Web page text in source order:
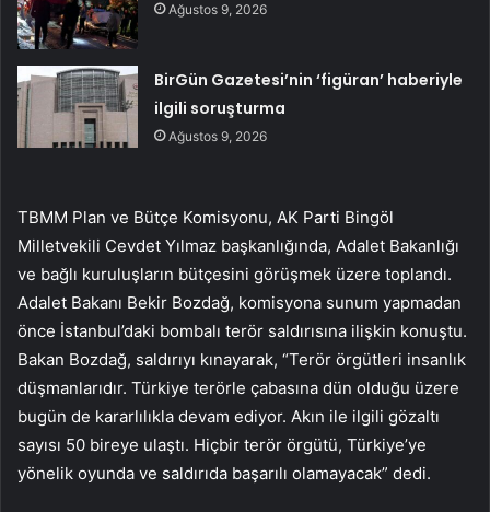
Ağustos 9, 2026
BirGün Gazetesi’nin ‘figüran’ haberiyle
ilgili soruşturma
Ağustos 9, 2026
TBMM Plan ve Bütçe Komisyonu, AK Parti Bingöl
Milletvekili Cevdet Yılmaz başkanlığında, Adalet Bakanlığı
ve bağlı kuruluşların bütçesini görüşmek üzere toplandı.
Adalet Bakanı Bekir Bozdağ, komisyona sunum yapmadan
önce İstanbul’daki bombalı terör saldırısına ilişkin konuştu.
Bakan Bozdağ, saldırıyı kınayarak, “Terör örgütleri insanlık
düşmanlarıdır. Türkiye terörle çabasına dün olduğu üzere
bugün de kararlılıkla devam ediyor. Akın ile ilgili gözaltı
sayısı 50 bireye ulaştı. Hiçbir terör örgütü, Türkiye’ye
yönelik oyunda ve saldırıda başarılı olamayacak” dedi.